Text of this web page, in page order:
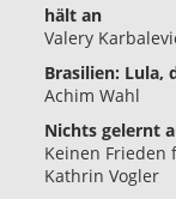
hält an
Valery
Brasilien: Lula,
Achim Wahl
Nichts gelernt
Keinen Frieden
Kathrin Vogler